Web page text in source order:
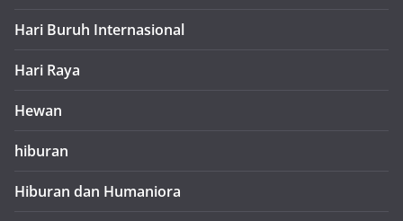
Hari Buruh Internasional
Hari Raya
Hewan
hiburan
Hiburan dan Humaniora